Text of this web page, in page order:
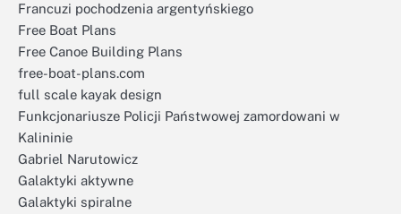
Francuzi pochodzenia argentyńskiego
Free Boat Plans
Free Canoe Building Plans
free-boat-plans.com
full scale kayak design
Funkcjonariusze Policji Państwowej zamordowani w
Kalininie
Gabriel Narutowicz
Galaktyki aktywne
Galaktyki spiralne